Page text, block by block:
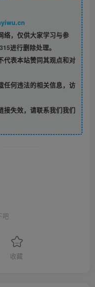
络，仅供大家学习与参
进行删除处理。
代表本站赞同其观点和对
任何违法的相关信息，访
接失效，请联系我们我们
吧
收藏